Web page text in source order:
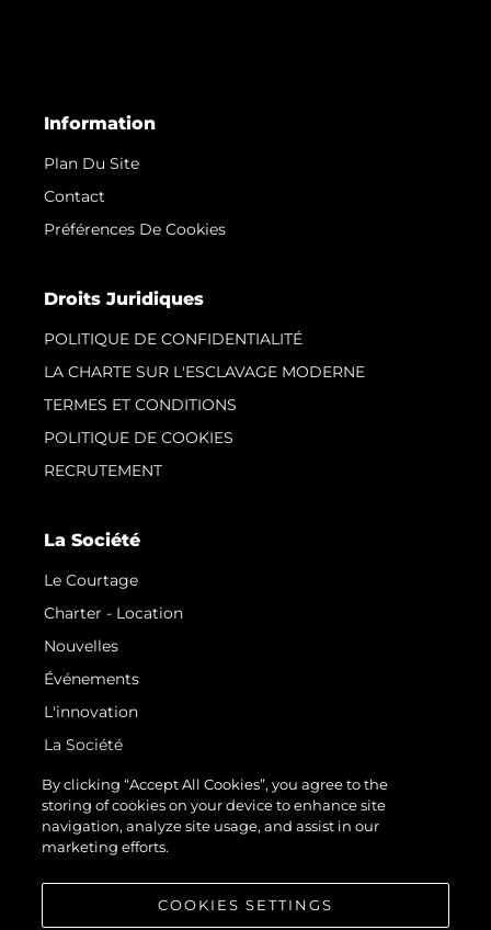
Information
Plan Du Site
Contact
Préférences De Cookies
Droits Juridiques
POLITIQUE DE CONFIDENTIALITÉ
LA CHARTE SUR L'ESCLAVAGE MODERNE
TERMES ET CONDITIONS
POLITIQUE DE COOKIES
RECRUTEMENT
La Société
Le Courtage
Charter - Location
Nouvelles
Événements
L'innovation
La Société
Notre Équipe
Style De Vie
Notre Héritage
By clicking “Accept All Cookies”, you agree to the
storing of cookies on your device to enhance site
navigation, analyze site usage, and assist in our
marketing efforts.
COOKIES SETTINGS